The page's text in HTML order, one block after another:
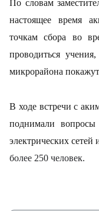
По словам
настоящее время
точкам сбора во
проводиться
микрорайона
В ходе встречи с
поднимали вопросы
электрических сетей
более 250 человек.